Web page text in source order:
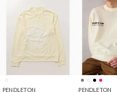
PENDLETON PENDLETON